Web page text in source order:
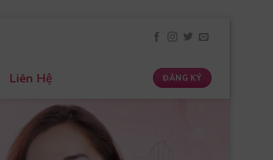
Liên Hệ ĐĂNG KÝ